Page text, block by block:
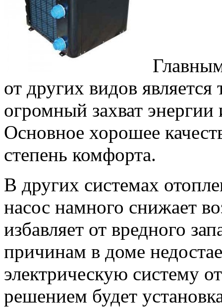
от других видов
огромный захват
Основное хорошее
степень комфорта.
В других системах
насос намного снижает
избавляет от вредного
причинам в доме
электрическую систему
решением будет